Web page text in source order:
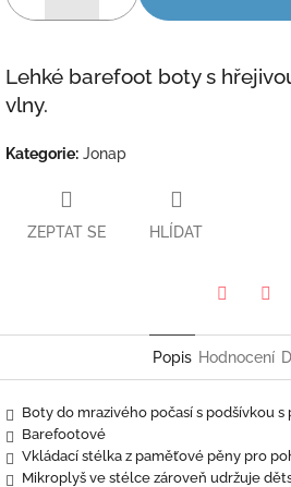
Lehké barefoot boty s
vlny.
Kategorie: Jonap
ZEPTAT SE HLÍDAT
Popis Hodnocení
Boty do mrazivého počasí s podšívkou
Barefootové
Vkládací stélka z paměťové pěny pro
Mikroplyš ve stélce zároveň udržuje